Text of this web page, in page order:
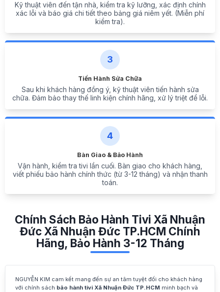
Kỹ thuật viên đến tận nhà, kiểm tra kỹ lưỡng, xác định chính
xác lỗi và báo giá chi tiết theo bảng giá niêm yết. (Miễn phí
kiểm tra).
3
Tiến Hành Sửa Chữa
Sau khi khách hàng đồng ý, kỹ thuật viên tiến hành sửa
chữa. Đảm bảo thay thế linh kiện chính hãng, xử lý triệt để lỗi.
4
Bàn Giao & Bảo Hành
Vận hành, kiểm tra tivi lần cuối. Bàn giao cho khách hàng,
viết phiếu bảo hành chính thức (từ 3-12 tháng) và nhận thanh
toán.
Chính Sách Bảo Hành Tivi Xã Nhuận
Đức Xã Nhuận Đức TP.HCM Chính
Hãng, Bảo Hành 3-12 Tháng
NGUYỄN KIM cam kết mang đến sự an tâm tuyệt đối cho khách hàng
với chính sách bảo hành tivi Xã Nhuận Đức TP.HCM minh bạch và